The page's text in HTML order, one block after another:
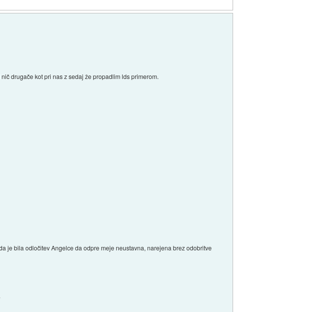
drugače kot pri nas z sedaj že propadlim lds primerom.
je bila odločitev Angelce da odpre meje neustavna, narejena brez odobritve